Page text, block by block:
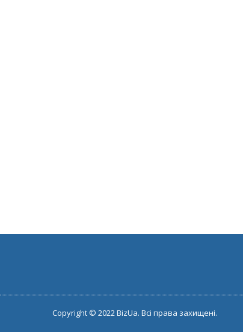
Copyright © 2022 BizUa. Всі права захищені.